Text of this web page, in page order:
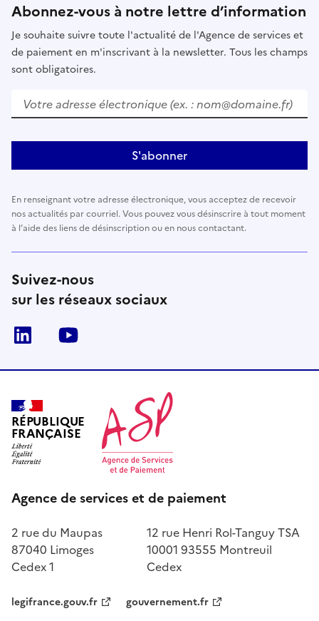
Abonnez-vous à notre lettre d’information
Je souhaite suivre toute l'actualité de l'Agence de services et
de paiement en m'inscrivant à la newsletter. Tous les champs
sont obligatoires.
Votre adresse électronique (ex. : nom@domaine.fr)
S'abonner
En renseignant votre adresse électronique, vous acceptez de recevoir
nos actualités par courriel. Vous pouvez vous désinscrire à tout moment
à l’aide des liens de désinscription ou en nous contactant.
Suivez-nous
sur les réseaux sociaux
LinkedIn
RÉPUBLIQUE
FRANÇAISE
Agence de services et de paiement
2 rue du Maupas
87040 Limoges
Cedex 1
12 rue Henri Rol-Tanguy TSA
10001 93555 Montreuil
Cedex
legifrance.gouv.fr gouvernement.fr